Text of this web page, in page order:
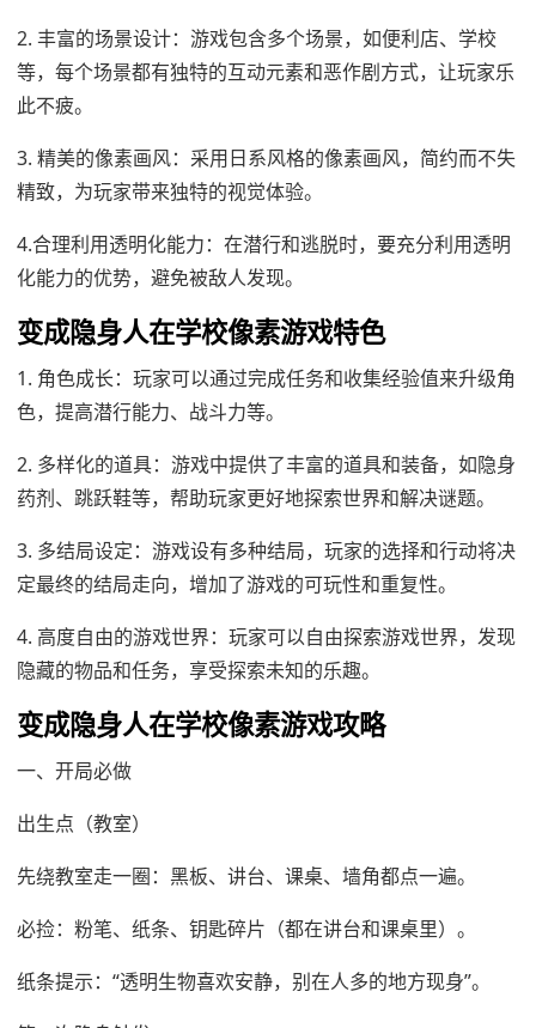
2. 丰富的场景设计：游戏包含多个场景，如便利店、学校
等，每个场景都有独特的互动元素和恶作剧方式，让玩家乐
此不疲。
3. 精美的像素画风：采用日系风格的像素画风，简约而不失
精致，为玩家带来独特的视觉体验。
4.合理利用透明化能力：在潜行和逃脱时，要充分利用透明
化能力的优势，避免被敌人发现。
变成隐身人在学校像素游戏特色
1. 角色成长：玩家可以通过完成任务和收集经验值来升级角
色，提高潜行能力、战斗力等。
2. 多样化的道具：游戏中提供了丰富的道具和装备，如隐身
药剂、跳跃鞋等，帮助玩家更好地探索世界和解决谜题。
3. 多结局设定：游戏设有多种结局，玩家的选择和行动将决
定最终的结局走向，增加了游戏的可玩性和重复性。
4. 高度自由的游戏世界：玩家可以自由探索游戏世界，发现
隐藏的物品和任务，享受探索未知的乐趣。
变成隐身人在学校像素游戏攻略
一、开局必做
出生点（教室）
先绕教室走一圈：黑板、讲台、课桌、墙角都点一遍。
必捡：粉笔、纸条、钥匙碎片（都在讲台和课桌里）。
纸条提示：“透明生物喜欢安静，别在人多的地方现身”。